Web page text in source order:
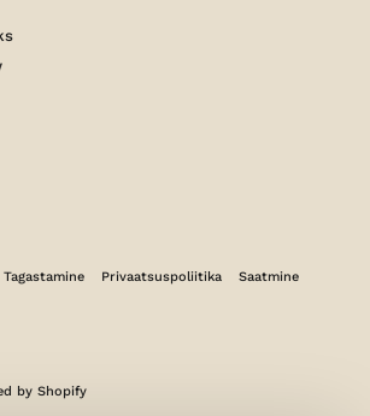
Tagastamine Privaatsuspoliitika
Saatmine
by Shopify